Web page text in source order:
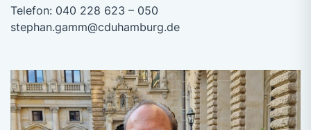
Telefon: 040 228 623 – 050
stephan.gamm@cduhamburg.de